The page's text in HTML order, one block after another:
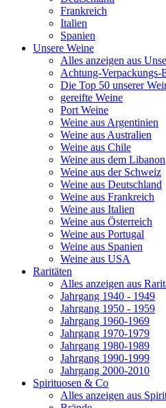
Frankreich
Italien
Spanien
Unsere Weine
Alles anzeigen aus
Achtung-Verpackungs-
Die Top 50 unserer
gereifte Weine
Port Weine
Weine aus Argentinien
Weine aus Australien
Weine aus Chile
Weine aus dem Libanon
Weine aus der Schweiz
Weine aus Deutschland
Weine aus Frankreich
Weine aus Italien
Weine aus Österreich
Weine aus Portugal
Weine aus Spanien
Weine aus USA
Raritäten
Alles anzeigen aus
Jahrgang 1940 - 1949
Jahrgang 1950 - 1959
Jahrgang 1960-1969
Jahrgang 1970-1979
Jahrgang 1980-1989
Jahrgang 1990-1999
Jahrgang 2000-2010
Spirituosen & Co
Alles anzeigen aus